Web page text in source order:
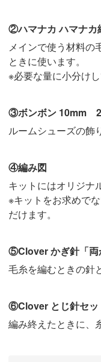
②ハマナカ ハマナ
メインで使う材料の
ときに使います。
※必要な量に小分けし
③ボンボン 10mm
ルームシューズの飾
④編み図
キットにはオリジナ
※キットをお求めで
だけます。
⑤Clover かぎ針「両
毛糸を編むときの針
⑥Clover とじ針セッ
編み終えたときに、